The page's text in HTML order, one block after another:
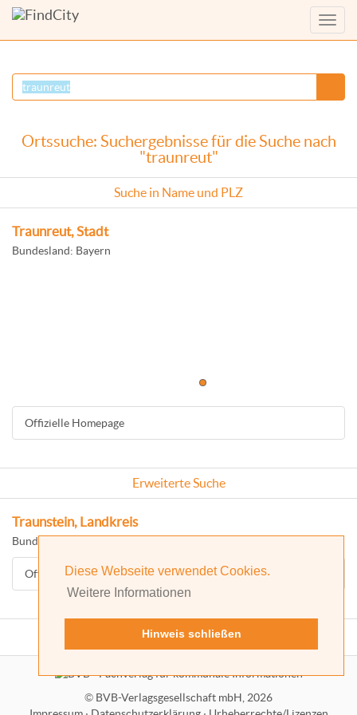
Diese Webseite verwendet Cookies.
Weitere Informationen
Hinweis schließen
Menü
Ortssuche: Suchergebnisse für die Suche nach
"traunreut"
Suche in Name und PLZ
Traunreut, Stadt
Bundesland: Bayern
Offizielle Homepage
Erweiterte Suche
Traunstein, Landkreis
Bundesland: Bayern
Offizielle Homepage
© BVB-Verlagsgesellschaft mbH, 2026